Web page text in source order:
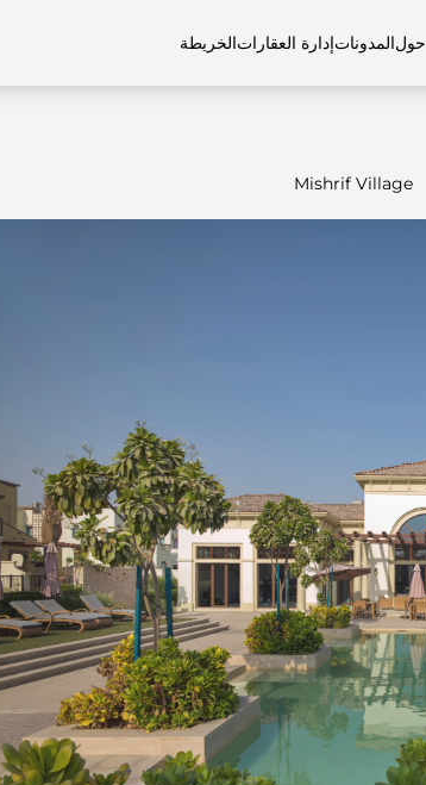
حولالمدوناتإدارة العقاراتالخريطة
Mishrif Village